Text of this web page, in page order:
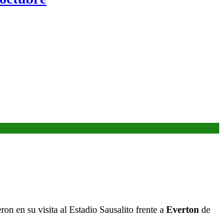
en su visita al Estadio Sausalito frente a Everton de